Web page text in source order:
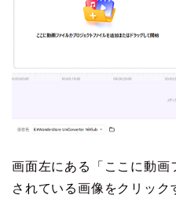
画面左にある「ここに動画
されている画像をクリック